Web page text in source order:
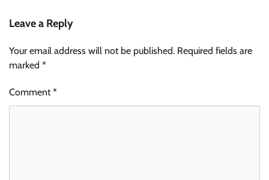
Leave a Reply
Your email address will not be published. Required fields are
marked *
Comment*